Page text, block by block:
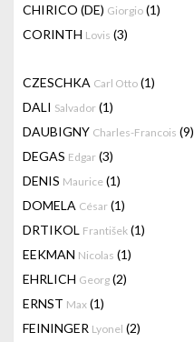
CHIRICO (DE) Giorgio (1)
CORINTH Lovis (3)
CZESCHKA Carl Otto (1)
DALI Salvador (1)
DAUBIGNY Charles-Francois (9)
DEGAS Edgar (3)
DENIS Maurice (1)
DOMELA César (1)
DRTIKOL František (1)
EEKMAN Nicolas (1)
EHRLICH Georg (2)
ERNST Max (1)
FEININGER Lyonel (2)